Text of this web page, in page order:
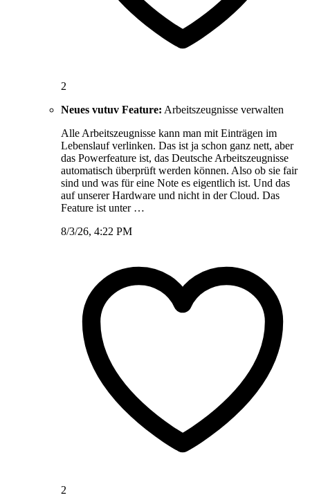
2
Neues vutuv Feature: Arbeitszeugnisse verwalten
Alle Arbeitszeugnisse kann man mit Einträgen im
Lebenslauf verlinken. Das ist ja schon ganz nett, aber
das Powerfeature ist, das Deutsche Arbeitszeugnisse
automatisch überprüft werden können. Also ob sie fair
sind und was für eine Note es eigentlich ist. Und das
auf unserer Hardware und nicht in der Cloud. Das
Feature ist unter …
8/3/26, 4:22 PM
2